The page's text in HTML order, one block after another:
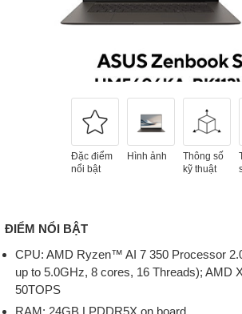
Đặc điểm
nổi bật
Hình ảnh
Thông số
kỹ thuật
ĐIỂM NỔI BẬT
CPU: AMD Ryzen™ AI 7 350 Processor
up to 5.0GHz, 8 cores, 16 Threads); AMD
50TOPS
RAM: 24GB LPDDR5X on board